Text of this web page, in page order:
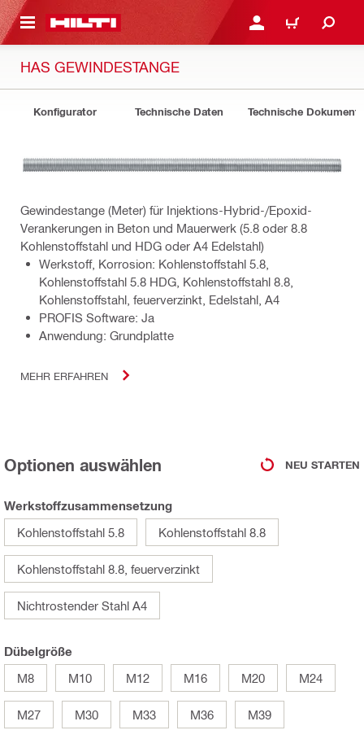
ANMELDEN ODER
WARENKORB
HAS GEWINDESTANGE
Konfigurator Technische Daten Technische Dokumente
Gewindestange (Meter) für Injektions-Hybrid-/Epoxid-
Verankerungen in Beton und Mauerwerk (5.8 oder 8.8
Kohlenstoffstahl und HDG oder A4 Edelstahl)
Werkstoff, Korrosion: Kohlenstoffstahl 5.8,
Kohlenstoffstahl 5.8 HDG, Kohlenstoffstahl 8.8,
Kohlenstoffstahl, feuerverzinkt, Edelstahl, A4
PROFIS Software: Ja
Anwendung: Grundplatte
MEHR ERFAHREN
Optionen auswählen NEU STARTEN
Werkstoffzusammensetzung
Kohlenstoffstahl 5.8
Kohlenstoffstahl 8.8
Kohlenstoffstahl 8.8, feuerverzinkt
Nichtrostender Stahl A4
Dübelgröße
M8
M10 M12 M16 M20 M24
M27 M30 M33 M36 M39